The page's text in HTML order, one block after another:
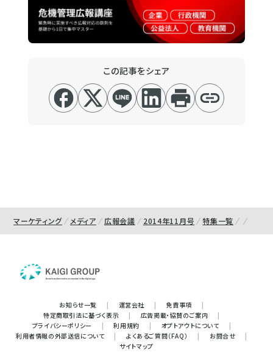
この記事をシェア
マーケティング メディア 広報会議 2014年11月号 特集一覧
お知らせ一覧 | 運営会社 | 免責事項
|
特定商取引法に基づく表示
| 広告掲載・協賛のご案内
|
プライバシーポリシー
| 利用規約 | オプトアウトについて
|
利用者情報の外部送信について
| よくあるご質問（FAQ） | お問合せ
|
サイトマップ